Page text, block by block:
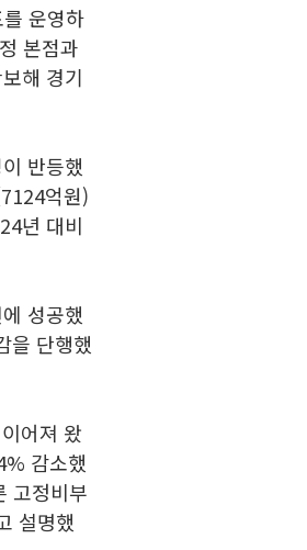
운영하
본점과
해 경기
반등했
억원)
년 대비
성공했
을 단행했
어져 왔
감소했
고정비부
설명했